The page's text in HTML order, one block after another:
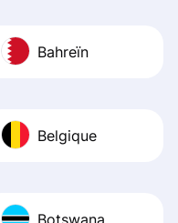
Bahreïn
Belgique
Botswana